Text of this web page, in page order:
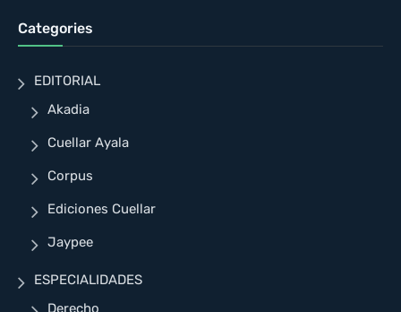
Categories
EDITORIAL
Akadia
Cuellar Ayala
Corpus
Ediciones Cuellar
Jaypee
ESPECIALIDADES
Derecho